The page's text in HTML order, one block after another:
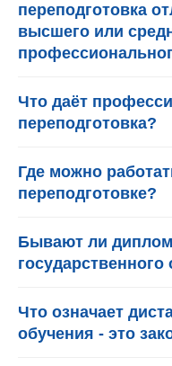
переподготовка
высшего или
Что даёт
переподготовка?
Где можно
переподготовке?
Бывают ли
государственного
Что означает
обучения - это